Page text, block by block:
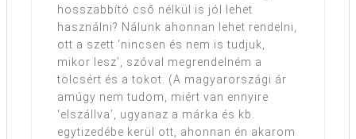
hosszabbító cső nélkül is jól lehet
használni? Nálunk ahonnan lehet rendelni,
ott a szett ‘nincsen és nem is tudjuk,
mikor lesz’, szóval megrendelném a
tölcsért és a tokot. (A magyarországi ár
amúgy nem tudom, miért van ennyire
‘elszállva’, ugyanaz a márka és kb.
egytizedébe kerül ott, ahonnan én akarom